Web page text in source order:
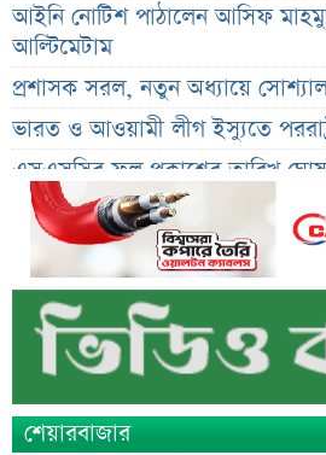
আইনি নোটিশ পাঠালেন আসিফ
আল্টিমেটাম
প্রশাসক সরল, নতুন অধ্যায়ে
ভারত ও আওয়ামী লীগ ইস্যুতে পররাষ্ট্র
এসএসসির ফল প্রকাশের তারিখ
সৌদিতে বাংলাদেশিদের জন্য বড়
নয় মাসের স্থবিরতা কাটিয়ে আবার
উচ্চ সুদেও মিলছে না আমানত,
আর্থিক প্রতিষ্ঠান
রাষ্ট্রপতি নির্বাচনের চূড়ান্ত তারিখ
সাকিবের বাড়িতে হামলার পর কড়া
মন্ত্রীর
শেয়ারবাজার